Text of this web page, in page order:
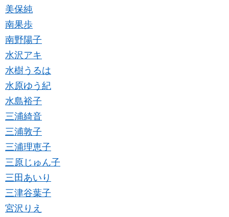
美保純
南果歩
南野陽子
水沢アキ
水樹うるは
水原ゆう紀
水島裕子
三浦綺音
三浦敦子
三浦理恵子
三原じゅん子
三田あいり
三津谷葉子
宮沢りえ